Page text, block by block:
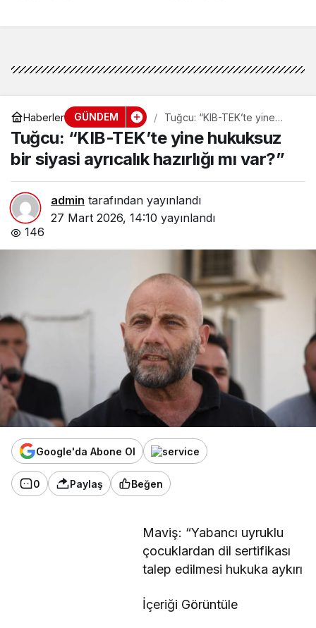
Haberler GÜNDEM
Tuğcu: “KIB-TEK’te yine
hukuksuz bir siyasi ayrıcalık
hazırlığı mı var?”
Tuğcu: “KIB-TEK’te yine hukuksuz
bir siyasi ayrıcalık hazırlığı mı var?”
admin tarafından yayınlandı
27 Mart 2026, 14:10 yayınlandı
146
Google'da Abone Ol
0 Paylaş Beğen
Maviş: “Yabancı uyruklu
çocuklardan dil sertifikası
talep edilmesi hukuka aykırı
İçeriği Görüntüle